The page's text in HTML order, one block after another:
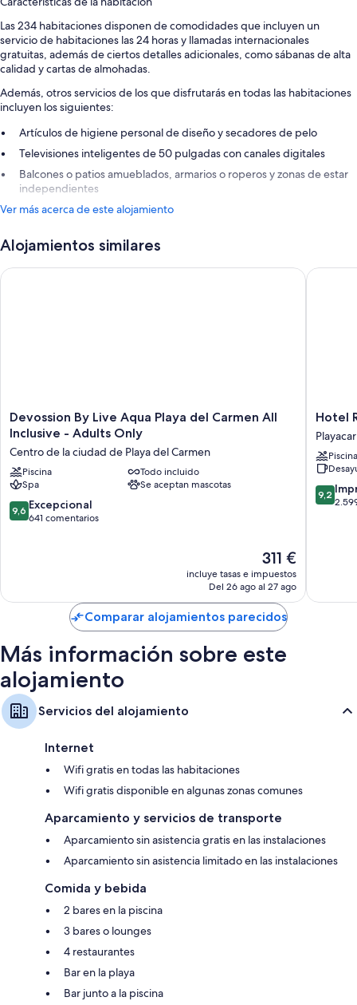
Las 234 habitaciones disponen de comodidades que incluyen un
servicio de habitaciones las 24 horas y llamadas internacionales
gratuitas, además de ciertos detalles adicionales, como sábanas de alta
calidad y cartas de almohadas.
Además, otros servicios de los que disfrutarás en todas las habitaciones
incluyen los siguientes:
Artículos de higiene personal de diseño y secadores de pelo
Televisiones inteligentes de 50 pulgadas con canales digitales
Balcones o patios amueblados, armarios o roperos y zonas de estar
independientes
Ver más acerca de este alojamiento
Alojamientos similares
Devossion
By
Aqua
Playa
del
Carmen
All
de
de
Playa
del
Carmen
Devossion By Live Aqua Playa del Carmen All
Inclusive - Adults Only
Centro de la ciudad de Playa del Carmen
Piscina
Todo incluido
Spa
Se aceptan mascotas
9.6
sobre
9,6 Excepcional
641 comentarios
El
precio
actual
de
311 €
311 €
incluye tasas e impuestos
Del 26 ago al 27 ago
Devossion By Live Aqua Playa del Carmen All Inclusive -
Hotel
Riu
Palace
Riviera
Maya
-
All
Hotel
Playacar
Piscina
9.2
sobre
9,2
Hotel
Comparar alojamientos parecidos
Más información sobre este
alojamiento
Servicios del alojamiento
Internet
Wifi gratis en todas las habitaciones
Wifi gratis disponible en algunas zonas comunes
Aparcamiento y servicios de transporte
Aparcamiento sin asistencia gratis en las instalaciones
Aparcamiento sin asistencia limitado en las instalaciones
Comida y bebida
2 bares en la piscina
3 bares o lounges
4 restaurantes
Bar en la playa
Bar junto a la piscina